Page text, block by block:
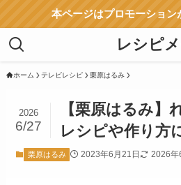
本ページはプロモーション
レシピ
ホーム テレビレシピ 栗原はるみ
【栗原はるみ】
レシピや作り方
2026
6/27
栗原はるみ 2023年6月21日 2026年